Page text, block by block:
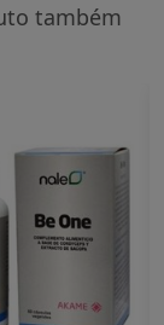
também